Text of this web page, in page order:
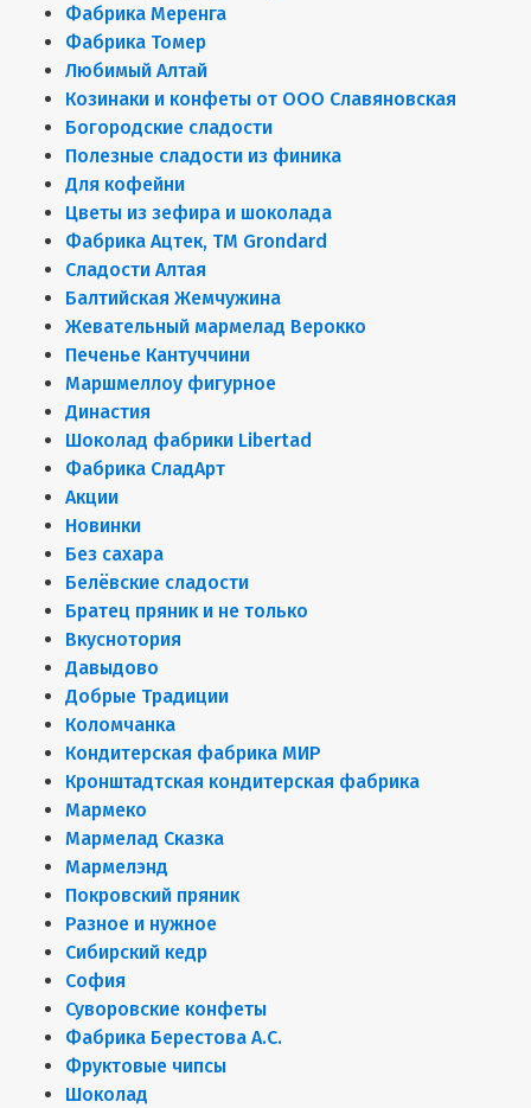
Фабрика Меренга
Фабрика Томер
Любимый Алтай
Козинаки и конфеты от ООО Славяновская
Богородские сладости
Полезные сладости из финика
Для кофейни
Цветы из зефира и шоколада
Фабрика Ацтек, ТМ Grondard
Сладости Алтая
Балтийская Жемчужина
Жевательный мармелад Верокко
Печенье Кантуччини
Маршмеллоу фигурное
Династия
Шоколад фабрики Libertad
Фабрика СладАрт
Акции
Новинки
Без сахара
Белёвские сладости
Братец пряник и не только
Вкуснотория
Давыдово
Добрые Традиции
Коломчанка
Кондитерская фабрика МИР
Кронштадтская кондитерская фабрика
Мармеко
Мармелад Сказка
Мармелэнд
Покровский пряник
Разное и нужное
Сибирский кедр
София
Суворовские конфеты
Фабрика Берестова А.С.
Фруктовые чипсы
Шоколад